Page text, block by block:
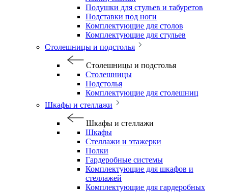
Подушки для стульев и табуретов
Подставки под ноги
Комплектующие для столов
Комплектующие для стульев
Столешницы и подстолья
Столешницы и подстолья
Столешницы
Подстолья
Комплектующие для столешниц
Шкафы и стеллажи
Шкафы и стеллажи
Шкафы
Стеллажи и этажерки
Полки
Гардеробные системы
Комплектующие для шкафов и
стеллажей
Комплектующие для гардеробных